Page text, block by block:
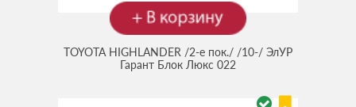
TOYOTA HIGHLANDER /2-е пок./ /10-/ ЭлУР
Гарант Блок Люкс 022